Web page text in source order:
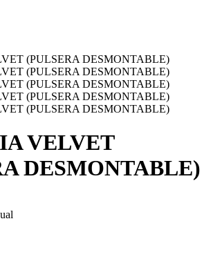
VELVET
DESMONTABLE)